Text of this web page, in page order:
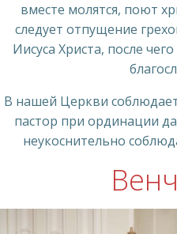
вместе молятся, поют
следует отпущение
Иисуса Христа, после
В нашей Церкви
пастор при ординации
неукоснительно